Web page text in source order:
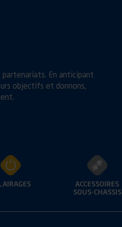
En anticipant
objectifs et donnons,
ACCESSOIRES
SOUS-CHASSIS